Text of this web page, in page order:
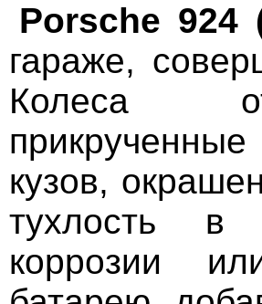
Porsche 924
гараже,
Колеса
кузов,
тухлость в
коррозии